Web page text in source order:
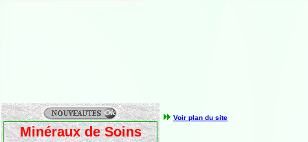
Minéraux de Soins
Voir plan du site